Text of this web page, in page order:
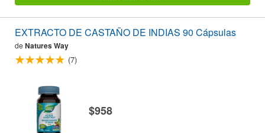
EXTRACTO DE CASTAÑO DE INDIAS 90 Cápsulas
de Natures Way
(7)
$958